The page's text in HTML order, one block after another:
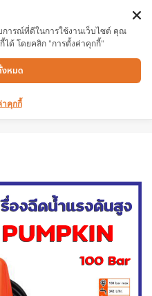
Paradise 100
ต์ เสื้อปั๊มผลิตจากอลูมิ
น คุณสมบัติสินค้า
การณ์ที่ดีในการใช้งานเว็บไซต์ คุณ
ได้ โดยคลิก "การตั้งค่าคุกกี้"
งหมด
าคุกกี้